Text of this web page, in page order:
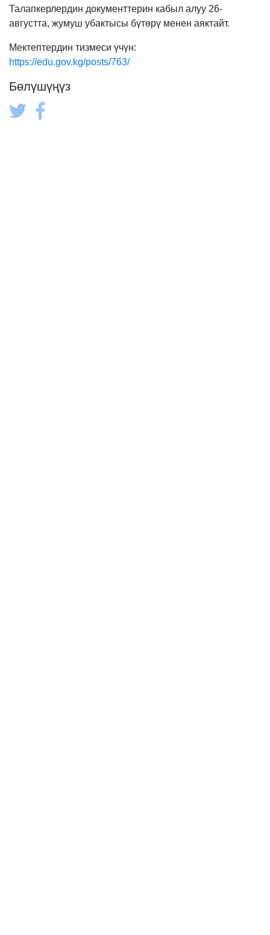
Талапкерлердин документтерин кабыл алуу 26-
августта, жумуш убактысы бүтөрү менен аяктайт.
Мектептердин тизмеси үчүн:
https://edu.gov.kg/posts/763/
Бөлүшүңүз